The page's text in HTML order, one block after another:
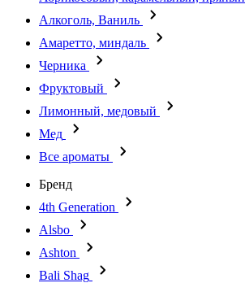
Алкоголь, Ваниль
Амаретто, миндаль
Черника
Фруктовый
Лимонный, медовый
Мед
Все ароматы
Бренд
4th Generation
Alsbo
Ashton
Bali Shag